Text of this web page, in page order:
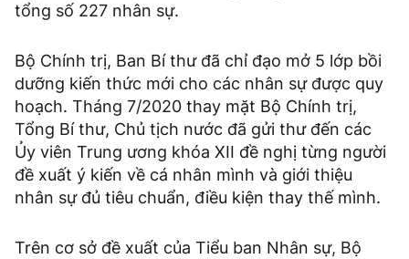
tổng số 227 nhân sự.
Bộ Chính trị, Ban Bí thư đã chỉ đạo mở 5 lớp bồi
dưỡng kiến thức mới cho các nhân sự được quy
hoạch. Tháng 7/2020 thay mặt Bộ Chính trị,
Tổng Bí thư, Chủ tịch nước đã gửi thư đến các
Ủy viên Trung ương khóa XII đề nghị từng người
đề xuất ý kiến về cá nhân mình và giới thiệu
nhân sự đủ tiêu chuẩn, điều kiện thay thế mình.
Trên cơ sở đề xuất của Tiểu ban Nhân sự, Bộ